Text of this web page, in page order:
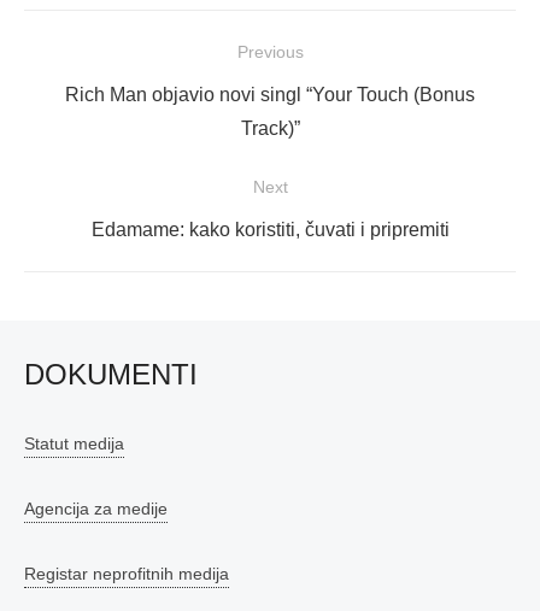
objava
Previous
Previous
Rich Man objavio novi singl “Your Touch (Bonus
Track)”
Next
Next
Edamame: kako koristiti, čuvati i pripremiti
DOKUMENTI
Statut medija
Agencija za medije
Registar neprofitnih medija